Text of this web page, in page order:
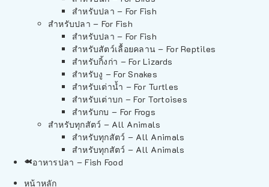
สำหรับปลา – For Fish
สำหรับปลา – For Fish
สำหรับปลา – For Fish
สำหรับสัตว์เลื้อยคลาน – For Reptiles
สำหรับกิ้งก่า – For Lizards
สำหรับงู – For Snakes
สำหรับเต่าน้ำ – For Turtles
สำหรับเต่าบก – For Tortoises
สำหรับกบ – For Frogs
สำหรับทุกสัตว์ – All Animals
สำหรับทุกสัตว์ – All Animals
สำหรับทุกสัตว์ – All Animals
อาหารปลา – Fish Food
หน้าหลัก